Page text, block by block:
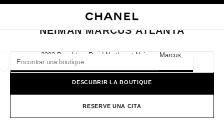
las sugerencias se muestran debajo de esta barra de búsqueda
0 Sugerencias disponibles
CERRAR TARJETA DE BOUTIQUE NEIMAN MARCUS ATLANTA
NEIMAN MARCUS ATLANTA
3393 Peachtree Road Northeast Neiman Marcus,
DESCUBRIR LA BOUTIQUE
RESERVE UNA CITA
resultado de los filtros por:
GAFAS RELOJERÍA Y JOYERÍA